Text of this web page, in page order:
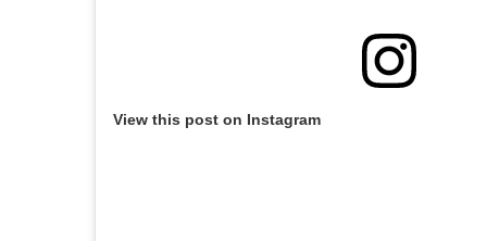
View this post on Instagram